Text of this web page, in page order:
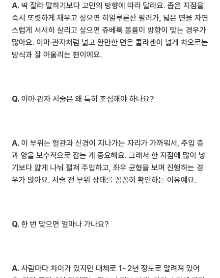
A. 딱 잘라 말하기보다 고민의 방향에 따라 달라요. 좁은 지점을
즉시 또렷하게 채우고 싶으면 히알루론산 필러가, 넓은 면을 자연
스럽게 서서히 살리고 싶으면 쥬베룩 볼륨이 방향이 맞는 경우가
많아요. 이마·관자처럼 넓고 완만한 면은 콜라겐이 넓게 차오르는
방식과 잘 어울리는 편이에요.
Q. 이마·관자 시술은 왜 특히 조심해야 하나요?
A. 이 부위는 혈관과 신경이 지나가는 자리가 가까워서, 주입 층
과 양을 보수적으로 잡는 게 중요해요. 그래서 한 지점에 많이 넣
기보다 얇게 나눠 펼쳐 주입하고, 좌우 균형을 보며 진행하는 경
우가 많아요. 시술 전 부위 상태를 꼼꼼히 확인하는 이유예요.
Q. 한 번 맞으면 얼마나 가나요?
A. 사람마다 차이가 있지만 대체로 1~2년 정도로 알려져 있어